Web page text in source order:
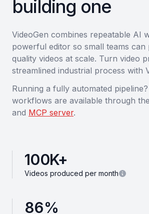
building one
VideoGen combines repeatable AI
powerful editor so small teams can
quality videos at scale. Turn video
streamlined industrial process with
Running a fully automated
workflows are available through the
and MCP server.
100K+
Videos produced per month
86%